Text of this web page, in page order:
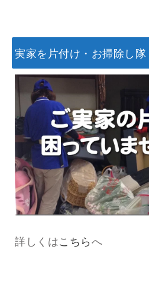
実家を片付け・お掃除し隊
詳しくはこちらへ